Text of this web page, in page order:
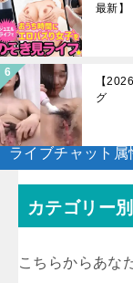
最新】
【
グ
ライブチャット
カテゴリー
こちらからあな